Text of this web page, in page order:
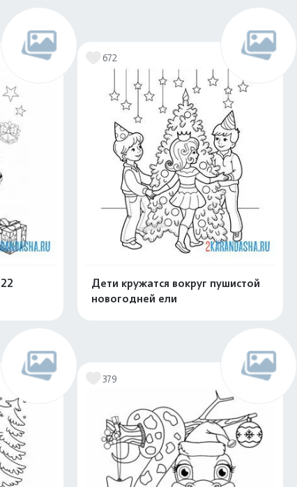
672
Дети кружатся вокруг пушистой
новогодней ели
379